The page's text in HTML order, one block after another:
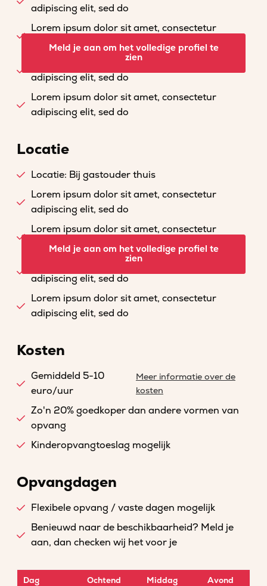
adipiscing elit, sed do
Lorem ipsum dolor sit amet, consectetur
adipiscing elit, sed do
Lorem ipsum dolor sit amet, consectetur
adipiscing elit, sed do
Lorem ipsum dolor sit amet, consectetur
adipiscing elit, sed do
Meld je aan om het volledige profiel te
zien
Locatie
Locatie: Bij gastouder thuis
Lorem ipsum dolor sit amet, consectetur
adipiscing elit, sed do
Lorem ipsum dolor sit amet, consectetur
adipiscing elit, sed do
Lorem ipsum dolor sit amet, consectetur
adipiscing elit, sed do
Lorem ipsum dolor sit amet, consectetur
adipiscing elit, sed do
Meld je aan om het volledige profiel te
zien
Kosten
Gemiddeld 5-10
euro/uur
Meer informatie over de
kosten
Zo'n 20% goedkoper dan andere vormen van
opvang
Kinderopvangtoeslag mogelijk
Opvangdagen
Flexibele opvang / vaste dagen mogelijk
Benieuwd naar de beschikbaarheid? Meld je
aan, dan checken wij het voor je
Dag Ochtend Middag Avond